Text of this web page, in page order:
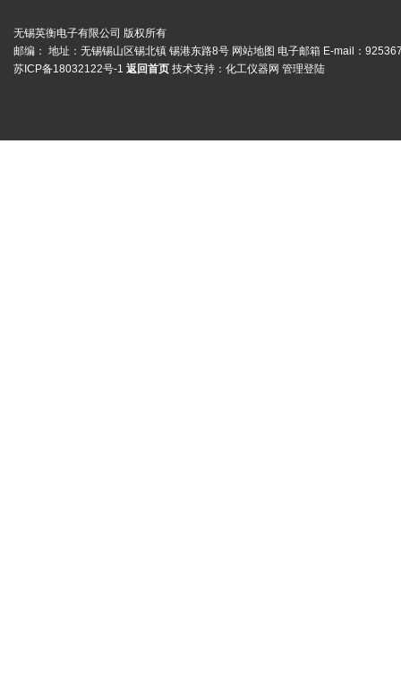
无锡英衡电子有限公司 版权所有
邮编： 地址：无锡锡山区锡北镇 锡港东路8号 网站地图 电子邮箱 E-mail：
苏ICP备18032122号-1 返回首页 技术支持： 化工仪器网 管理登陆